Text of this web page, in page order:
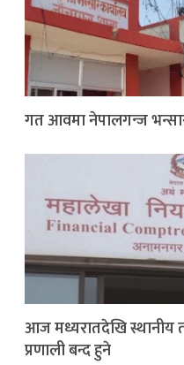
गत आवमा नेपालगन्ज
आज मध्यरातदेखि स्थानीय
प्रणाली बन्द हुने